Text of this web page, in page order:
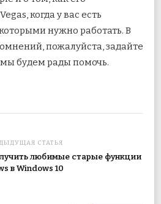
когда у вас есть
нужно работать. В
пожалуйста, задайте
будем рады помочь.
СТАТЬЯ
любимые старые функции
в Windows 10